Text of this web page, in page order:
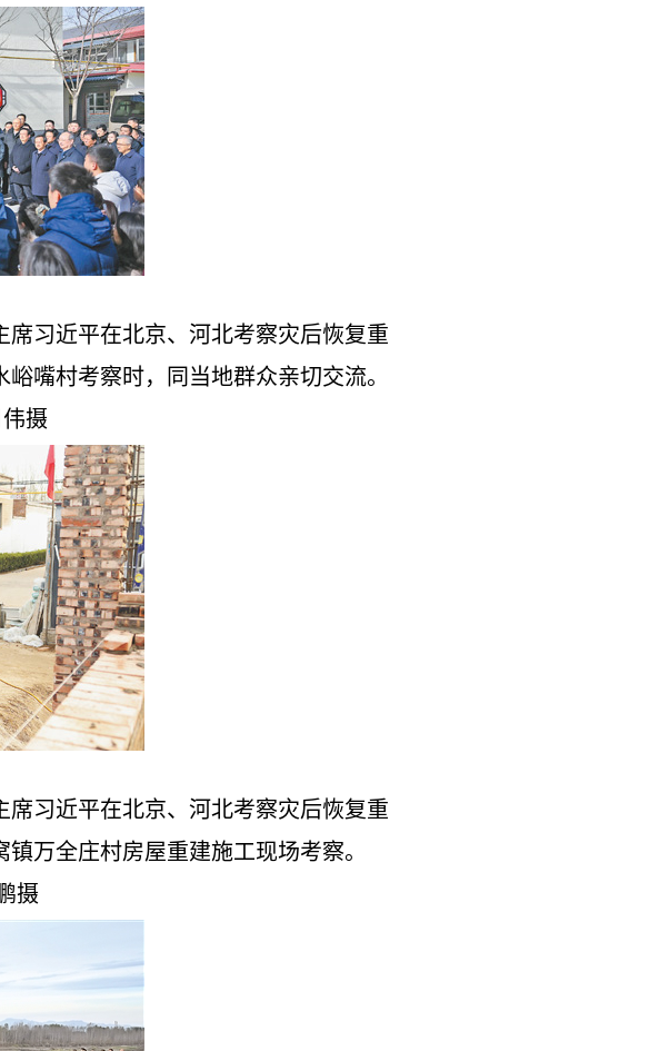
习近平在北京、河北考察灾后恢复重
嘴村考察时，同当地群众亲切交流。
摄
习近平在北京、河北考察灾后恢复重
万全庄村房屋重建施工现场考察。
摄